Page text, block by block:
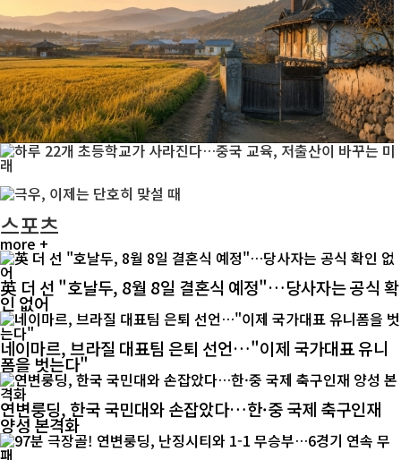
스포츠
more +
英 더 선 "호날두, 8월 8일 결혼식 예정"…당사자는 공식 확
인 없어
네이마르, 브라질 대표팀 은퇴 선언…"이제 국가대표 유니
폼을 벗는다"
연변룽딩, 한국 국민대와 손잡았다…한·중 국제 축구인재
양성 본격화